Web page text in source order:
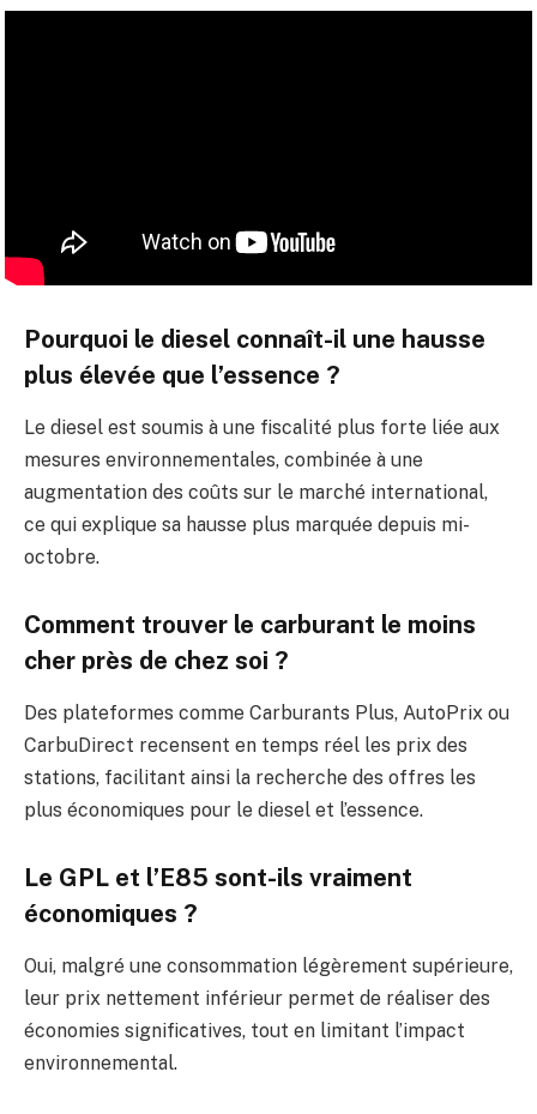
Pourquoi le diesel connaît-il une hausse
plus élevée que l’essence ?
Le diesel est soumis à une fiscalité plus forte liée aux
mesures environnementales, combinée à une
augmentation des coûts sur le marché international,
ce qui explique sa hausse plus marquée depuis mi-
octobre.
Comment trouver le carburant le moins
cher près de chez soi ?
Des plateformes comme Carburants Plus, AutoPrix ou
CarbuDirect recensent en temps réel les prix des
stations, facilitant ainsi la recherche des offres les
plus économiques pour le diesel et l’essence.
Le GPL et l’E85 sont-ils vraiment
économiques ?
Oui, malgré une consommation légèrement supérieure,
leur prix nettement inférieur permet de réaliser des
économies significatives, tout en limitant l’impact
environnemental.